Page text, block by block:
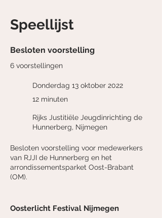
Speellijst
Besloten voorstelling
6 voorstellingen
Donderdag 13 oktober 2022
12 minuten
Rijks Justitiële Jeugdinrichting de
Hunnerberg, Nijmegen
Besloten voorstelling voor medewerkers
van RJJI de Hunnerberg en het
arrondissementsparket Oost-Brabant
(OM).
Oosterlicht Festival Nijmegen